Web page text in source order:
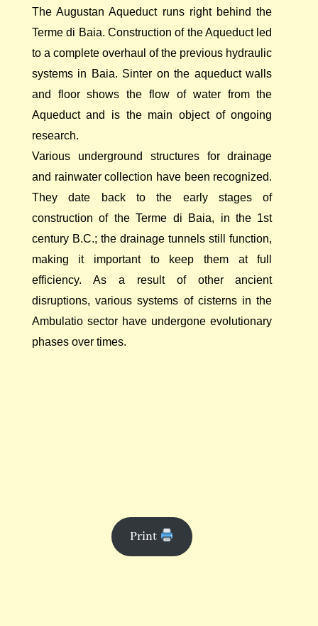
The Augustan Aqueduct runs right behind the
Terme di Baia. Construction of the Aqueduct led
to a complete overhaul of the previous hydraulic
systems in Baia. Sinter on the aqueduct walls
and floor shows the flow of water from the
Aqueduct and is the main object of ongoing
research.
Various underground structures for drainage
and rainwater collection have been recognized.
They date back to the early stages of
construction of the Terme di Baia, in the 1st
century B.C.; the drainage tunnels still function,
making it important to keep them at full
efficiency. As a result of other ancient
disruptions, various systems of cisterns in the
Ambulatio sector have undergone evolutionary
phases over times.
Print